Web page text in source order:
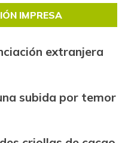
IMPRESA
extranjera
subida por temor